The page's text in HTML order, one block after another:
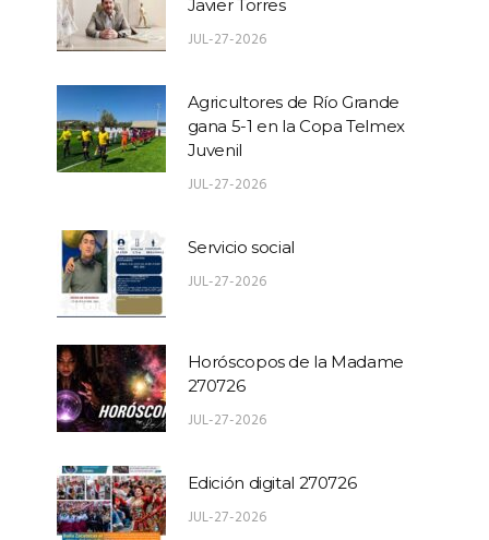
Javier Torres
JUL-27-2026
Agricultores de Río Grande
gana 5-1 en la Copa Telmex
Juvenil
JUL-27-2026
Servicio social
JUL-27-2026
Horóscopos de la Madame
270726
JUL-27-2026
Edición digital 270726
JUL-27-2026